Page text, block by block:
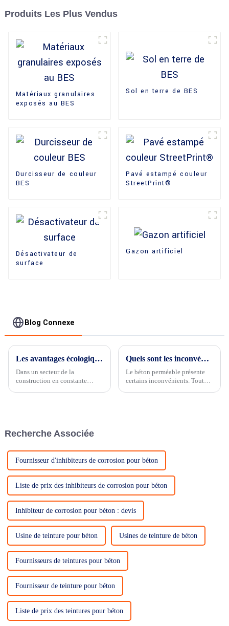
Produits Les Plus Vendus
Matériaux granulaires
exposés au BES
Sol en terre de BES
Durcisseur de couleur
BES
Pavé estampé couleur
StreetPrint®
Désactivateur de
surface
Gazon artificiel
Blog Connexe
Les avantages écologiques des placages en pierre artificielle dans la construction moderne
Dans un secteur de la
construction en constante
innovante offrant de multiples
Quels sont les inconvénients du béton perméable ?
Le béton perméable présente
certains inconvénients. Tout
Recherche Associée
Fournisseur d'inhibiteurs de corrosion pour béton
Liste de prix des inhibiteurs de corrosion pour béton
Inhibiteur de corrosion pour béton : devis
Usine de teinture pour béton Usines de teinture de béton
Fournisseurs de teintures pour béton
Fournisseur de teinture pour béton
Liste de prix des teintures pour béton